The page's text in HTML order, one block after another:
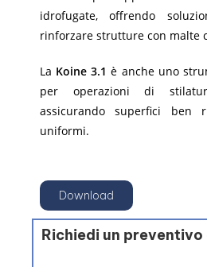
idrofugate, offrendo
rinforzare strutture con malte
La Koine 3.1 è anche uno
per operazioni di
assicurando superfici ben
uniformi.
Download
Richiedi un